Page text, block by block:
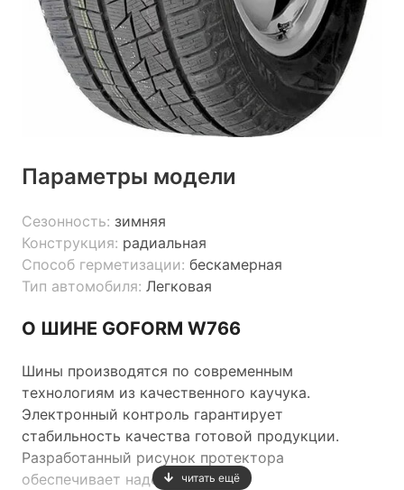
Параметры модели
Сезонность: зимняя
Конструкция: радиальная
Способ герметизации: бескамерная
Тип автомобиля: Легковая
О ШИНЕ GOFORM W766
Шины производятся по современным
технологиям из качественного каучука.
Электронный контроль гарантирует
стабильность качества готовой продукции.
Разработанный рисунок протектора
обеспечивает надежныйчитать ещё